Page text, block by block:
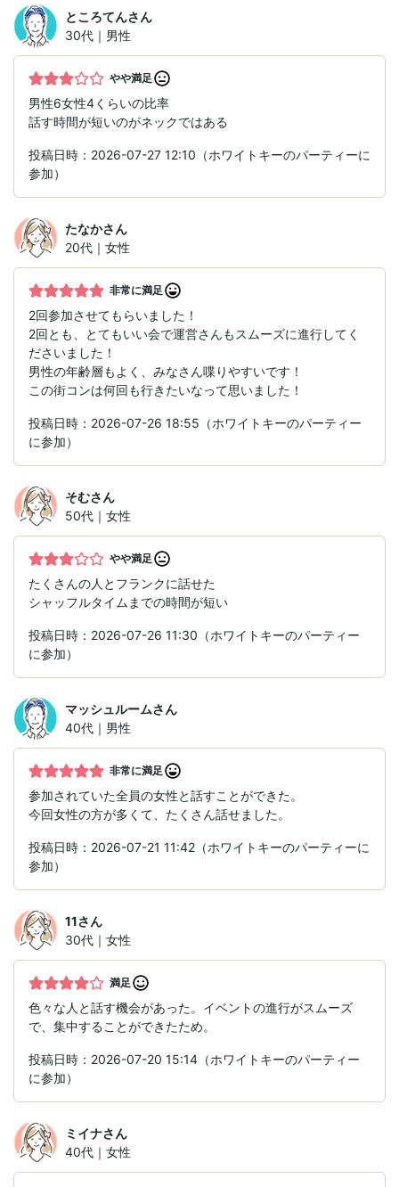
ところてんさん
30代｜男性
やや満足
男性6女性4くらいの比率
話す時間が短いのがネックではある
投稿日時：2026-07-27 12:10（ホワイトキーのパーティーに
参加）
たなかさん
20代｜女性
非常に満足
2回参加させてもらいました！
2回とも、とてもいい会で運営さんもスムーズに進行してく
ださいました！
男性の年齢層もよく、みなさん喋りやすいです！
この街コンは何回も行きたいなって思いました！
投稿日時：2026-07-26 18:55（ホワイトキーのパーティー
に参加）
そむさん
50代｜女性
やや満足
たくさんの人とフランクに話せた
シャッフルタイムまでの時間が短い
投稿日時：2026-07-26 11:30（ホワイトキーのパーティー
に参加）
マッシュルームさん
40代｜男性
非常に満足
参加されていた全員の女性と話すことができた。
今回女性の方が多くて、たくさん話せました。
投稿日時：2026-07-21 11:42（ホワイトキーのパーティーに
参加）
11さん
30代｜女性
満足
色々な人と話す機会があった。イベントの進行がスムーズ
で、集中することができたため。
投稿日時：2026-07-20 15:14（ホワイトキーのパーティー
に参加）
ミイナさん
40代｜女性